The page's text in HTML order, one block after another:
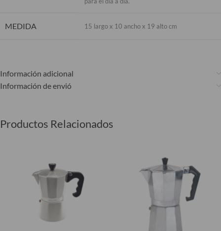
MEDIDA 15 largo x 10 ancho x 19 alto cm
Información adicional
Información de envió
Productos Relacionados